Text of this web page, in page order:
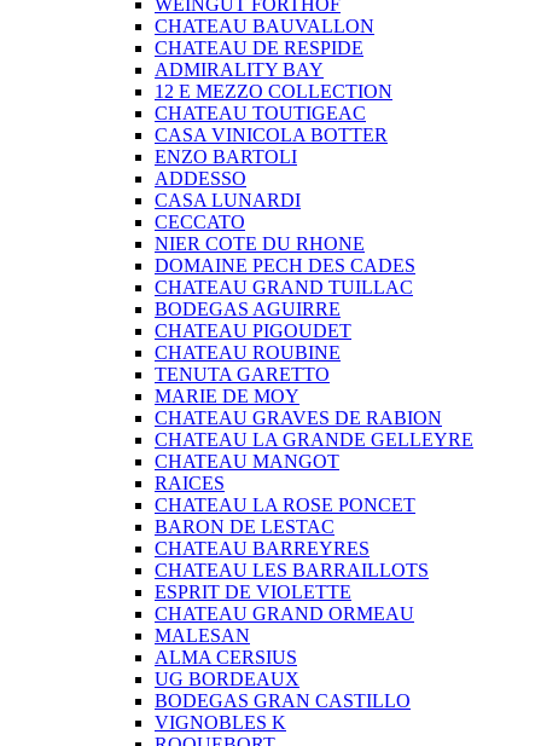
WEINGUT FORTHOF
CHATEAU BAUVALLON
CHATEAU DE RESPIDE
ADMIRALITY BAY
12 E MEZZO COLLECTION
CHATEAU TOUTIGEAC
CASA VINICOLA BOTTER
ENZO BARTOLI
ADDESSO
CASA LUNARDI
CECCATO
NIER COTE DU RHONE
DOMAINE PECH DES CADES
CHATEAU GRAND TUILLAC
BODEGAS AGUIRRE
CHATEAU PIGOUDET
CHATEAU ROUBINE
TENUTA GARETTO
MARIE DE MOY
CHATEAU GRAVES DE RABION
CHATEAU LA GRANDE GELLEYRE
CHATEAU MANGOT
RAICES
CHATEAU LA ROSE PONCET
BARON DE LESTAC
CHATEAU BARREYRES
CHATEAU LES BARRAILLOTS
ESPRIT DE VIOLETTE
CHATEAU GRAND ORMEAU
MALESAN
ALMA CERSIUS
UG BORDEAUX
BODEGAS GRAN CASTILLO
VIGNOBLES K